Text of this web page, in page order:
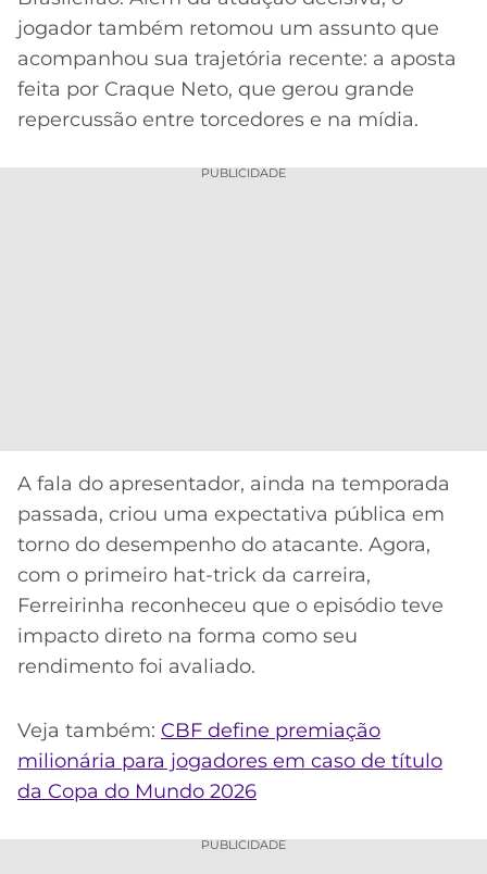
ONLINE
2026
GRÊMIO
ATLÉTICO
MG
LALIGA
jogador também retomou um assunto que
acompanhou sua trajetória recente: a aposta
feita por Craque Neto, que gerou grande
repercussão entre torcedores e na mídia.
PUBLICIDADE
A fala do apresentador, ainda na temporada
passada, criou uma expectativa pública em
torno do desempenho do atacante. Agora,
com o primeiro hat-trick da carreira,
Ferreirinha reconheceu que o episódio teve
impacto direto na forma como seu
rendimento foi avaliado.
Veja também: CBF define premiação
milionária para jogadores em caso de título
da Copa do Mundo 2026
PUBLICIDADE